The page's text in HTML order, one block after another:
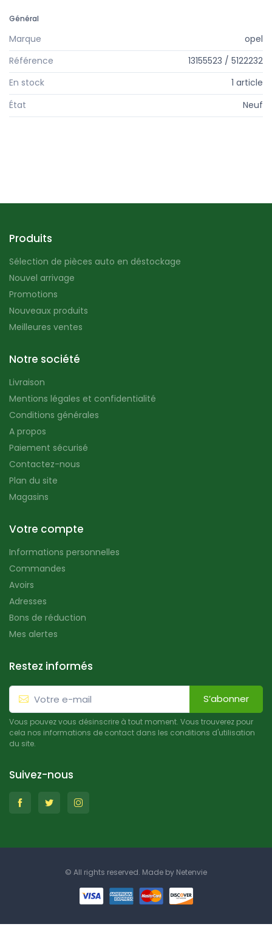
Général
Marque
opel
Référence
13155523 / 5122232
En stock
1 article
État
Neuf
Produits
Sélection de pièces auto en déstockage
Nouvel arrivage
Promotions
Nouveaux produits
Meilleures ventes
Notre société
Livraison
Mentions légales et confidentialité
Conditions générales
A propos
Paiement sécurisé
Contactez-nous
Plan du site
Magasins
Votre compte
Informations personnelles
Commandes
Avoirs
Adresses
Bons de réduction
Mes alertes
Restez informés
S’abonner
Vous pouvez vous désinscrire à tout moment. Vous trouverez pour
cela nos informations de contact dans les conditions d'utilisation
du site.
Suivez-nous
© All rights reserved. Made by Netenvie